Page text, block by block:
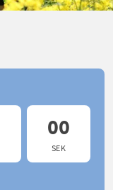
00
SEK